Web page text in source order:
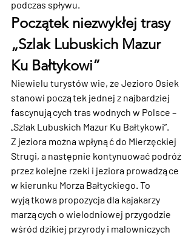
podczas spływu.
Początek niezwykłej trasy
„Szlak Lubuskich Mazur
Ku Bałtykowi”
Niewielu turystów wie, że Jezioro Osiek
stanowi początek jednej z najbardziej
fascynujących tras wodnych w Polsce –
„Szlak Lubuskich Mazur Ku Bałtykowi”.
Z jeziora można wpłynąć do Mierzęckiej
Strugi, a następnie kontynuować podróż
przez kolejne rzeki i jeziora prowadzące
w kierunku Morza Bałtyckiego. To
wyjątkowa propozycja dla kajakarzy
marzących o wielodniowej przygodzie
wśród dzikiej przyrody i malowniczych